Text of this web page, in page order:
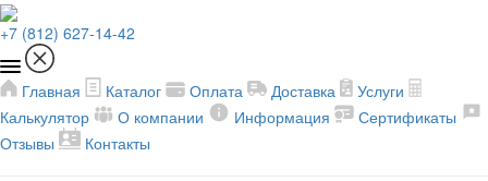
+7 (812) 627-14-42
Главная Каталог Оплата Доставка
Услуги
Калькулятор
О компании Информация
Сертификаты
Отзывы
Контакты